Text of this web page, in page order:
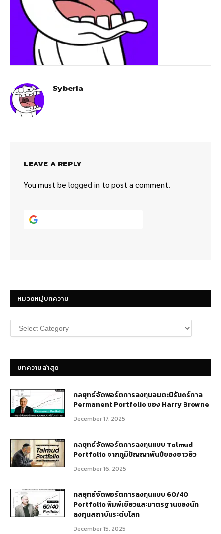
Syberia
LEAVE A REPLY
You must be logged in to post a comment.
หมวดหมู่บทความ
หมวด
หมู่
บทความล่าสุด
กลยุทธ์​จัดพอร์ตการลงทุนอมตะนิรันดร์กาล
Permanent Portfolio ของ Harry Browne
December 17, 2025
กลยุทธ์จัดพอร์ตการลงทุนแบบ Talmud
Portfolio จากภูมิปัญญาพันปีของชาวยิว
December 16, 2025
กลยุทธ์จัดพอร์ตการลงทุนแบบ 60/40
Portfolio พิมพ์เขียวและมาตรฐานของนัก
ลงทุนสถาบันระดับโลก
December 15, 2025